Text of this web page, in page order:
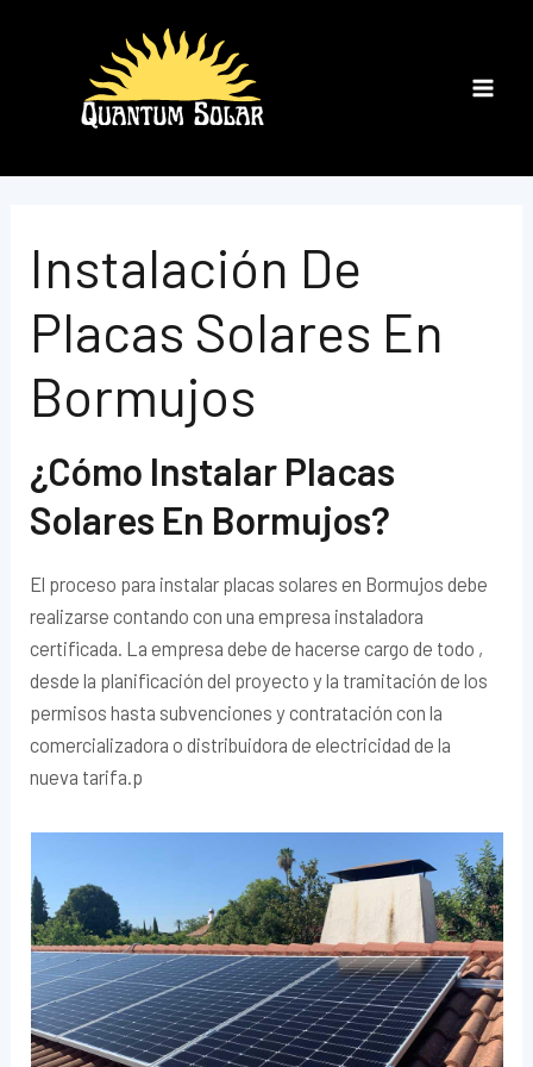
Instalación De
Placas Solares En
Bormujos
¿Cómo Instalar Placas
Solares En Bormujos?
El proceso para instalar placas solares en Bormujos debe
realizarse contando con una empresa instaladora
certificada. La empresa debe de hacerse cargo de todo ,
desde la planificación del proyecto y la tramitación de los
permisos hasta subvenciones y contratación con la
comercializadora o distribuidora de electricidad de la
nueva tarifa.p